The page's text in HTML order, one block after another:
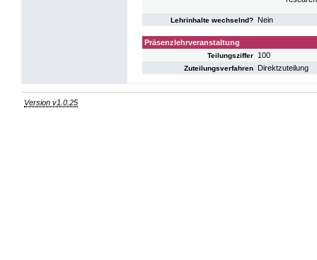
Lehrinhalte wechselnd? Nein
Präsenzlehrveranstaltung
Teilungsziffer 100
Zuteilungsverfahren Direktzuteilung
Version v1.0.25